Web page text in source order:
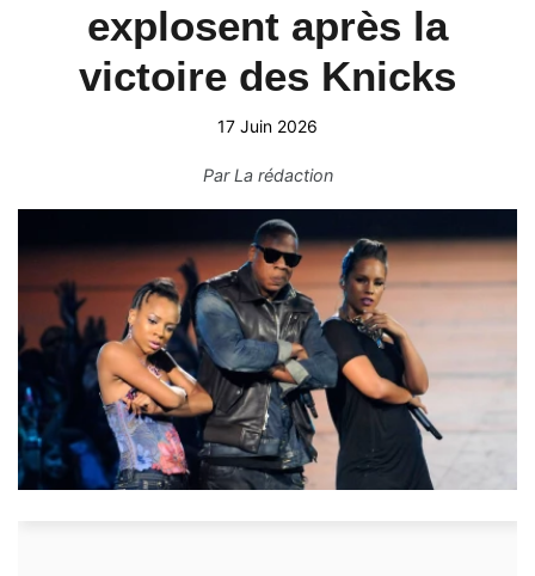
explosent après la
victoire des Knicks
17 Juin 2026
ParLa rédaction